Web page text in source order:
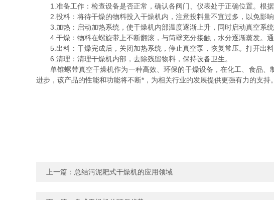
1.准备工作：检查设备是否正常，确认各阀门、仪表处于正确位置。根据
2.投料：将待干燥的物料投入干燥机内，注意投料量不宜过多，以免影响
3.加热：启动加热系统，使干燥机内部温度逐渐上升，同时启动真空系统
4.干燥：物料在螺旋带上不断翻滚，与筒壁充分接触，水分逐渐蒸发。通
5.出料：干燥完成后，关闭加热系统，停止真空泵，恢复常压。打开出料
6.清理：清理干燥机内部，去除残留物料，保持设备卫生。
单锥螺带真空干燥机作为一种高效、环保的干燥设备，在化工、食品、
进步，该产品的性能和功能将不断*，为相关行业的发展提供更强有力的支持。
上一篇： 总结污泥耙式干燥机的应用领域